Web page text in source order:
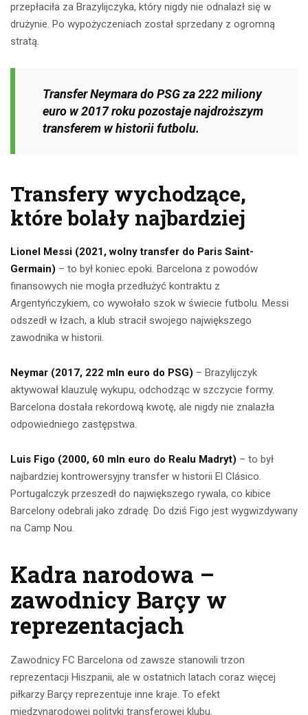
przepłaciła za Brazylijczyka, który nigdy nie odnalazł się w
drużynie. Po wypożyczeniach został sprzedany z ogromną
stratą.
Transfer Neymara do PSG za 222 miliony
euro w 2017 roku pozostaje najdroższym
transferem w historii futbolu.
Transfery wychodzące,
które bolały najbardziej
Lionel Messi (2021, wolny transfer do Paris Saint-
Germain) – to był koniec epoki. Barcelona z powodów
finansowych nie mogła przedłużyć kontraktu z
Argentyńczykiem, co wywołało szok w świecie futbolu. Messi
odszedł w łzach, a klub stracił swojego największego
zawodnika w historii.
Neymar (2017, 222 mln euro do PSG) – Brazylijczyk
aktywował klauzulę wykupu, odchodząc w szczycie formy.
Barcelona dostała rekordową kwotę, ale nigdy nie znalazła
odpowiedniego zastępstwa.
Luis Figo (2000, 60 mln euro do Realu Madryt) – to był
najbardziej kontrowersyjny transfer w historii El Clásico.
Portugalczyk przeszedł do największego rywala, co kibice
Barcelony odebrali jako zdradę. Do dziś Figo jest wygwizdywany
na Camp Nou.
Kadra narodowa –
zawodnicy Barçy w
reprezentacjach
Zawodnicy FC Barcelona od zawsze stanowili trzon
reprezentacji Hiszpanii, ale w ostatnich latach coraz więcej
piłkarzy Barçy reprezentuje inne kraje. To efekt
międzynarodowej polityki transferowej klubu.